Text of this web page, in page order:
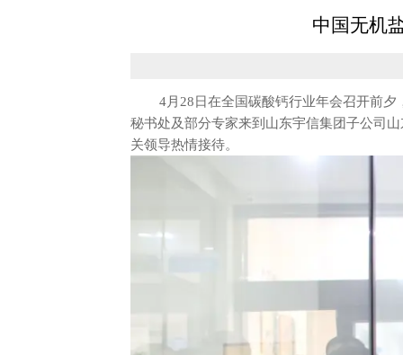
中国无机
4月28日在全国碳酸钙行业年会召开前夕
秘书处及部分专家来到山东宇信集团子公司
关领导热情接待。